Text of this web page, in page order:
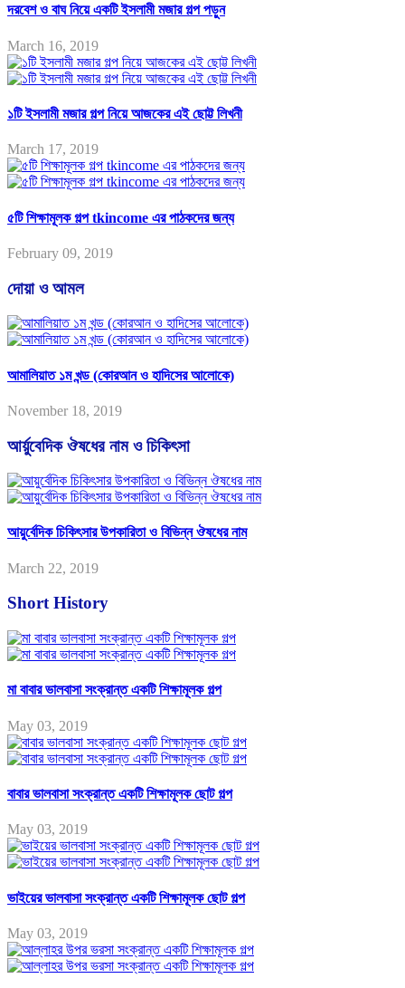
দরবেশ ও বাঘ নিয়ে একটি ইসলামী মজার গল্প পড়ুন
March 16, 2019
১টি ইসলামী মজার গল্প নিয়ে আজকের এই ছোট্ট লিখনী
March 17, 2019
৫টি শিক্ষামূলক গল্প tkincome এর পাঠকদের জন্য
February 09, 2019
দোয়া ও আমল
আমালিয়াত ১ম খন্ড (কোরআন ও হাদিসের আলোকে)
November 18, 2019
আর্য়ুবেদিক ঔষধের নাম ও চিকিৎসা
আয়ুর্বেদিক চিকিৎসার উপকারিতা ও বিভিন্ন ঔষধের নাম
March 22, 2019
Short History
মা বাবার ভালবাসা সংক্রান্ত একটি শিক্ষামূলক গল্প
May 03, 2019
বাবার ভালবাসা সংক্রান্ত একটি শিক্ষামূলক ছোট গল্প
May 03, 2019
ভাইয়ের ভালবাসা সংক্রান্ত একটি শিক্ষামূলক ছোট গল্প
May 03, 2019